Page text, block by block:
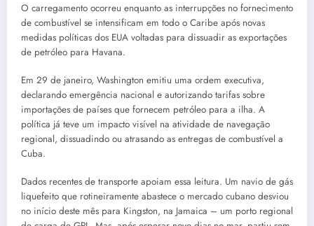
O carregamento ocorreu enquanto as interrupções no fornecimento
de combustível se intensificam em todo o Caribe após novas
medidas políticas dos EUA voltadas para dissuadir as exportações
de petróleo para Havana.
Em 29 de janeiro, Washington emitiu uma ordem executiva,
declarando emergência nacional e autorizando tarifas sobre
importações de países que fornecem petróleo para a ilha. A
política já teve um impacto visível na atividade de navegação
regional, dissuadindo ou atrasando as entregas de combustível a
Cuba.
Dados recentes de transporte apoiam essa leitura. Um navio de gás
liquefeito que rotineiramente abastece o mercado cubano desviou
no início deste mês para Kingston, na Jamaica – um porto regional